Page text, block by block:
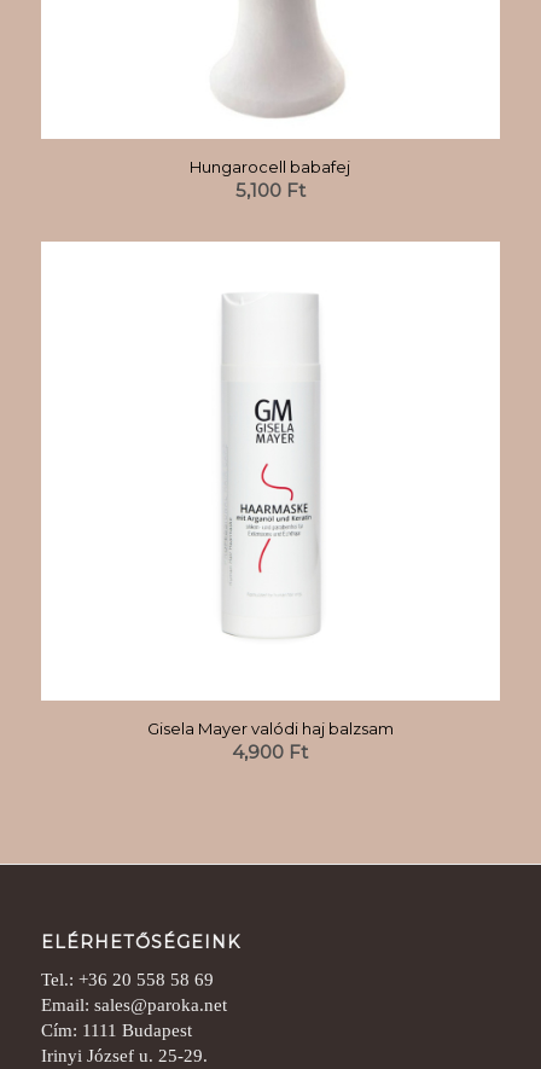
Hungarocell babafej
5,100 Ft
Gisela Mayer valódi haj balzsam
4,900 Ft
ELÉRHETŐSÉGEINK
Tel.: +36 20 558 58 69
Email: sales@paroka.net
Cím: 1111 Budapest
Irinyi József u. 25-29.